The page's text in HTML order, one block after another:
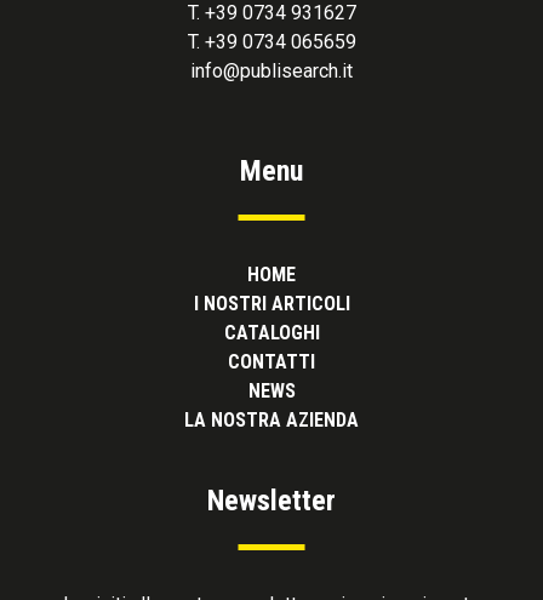
T. +39 0734 931627
T. +39 0734 065659
info@publisearch.it
Menu
HOME
I NOSTRI ARTICOLI
CATALOGHI
CONTATTI
NEWS
LA NOSTRA AZIENDA
Newsletter